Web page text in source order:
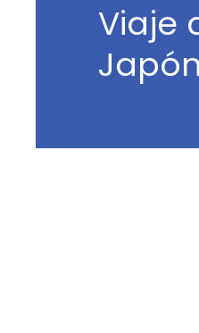
Viaje
Japón